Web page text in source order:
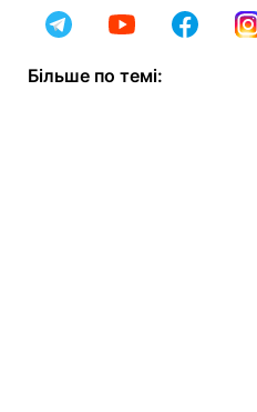
Більше по темі: